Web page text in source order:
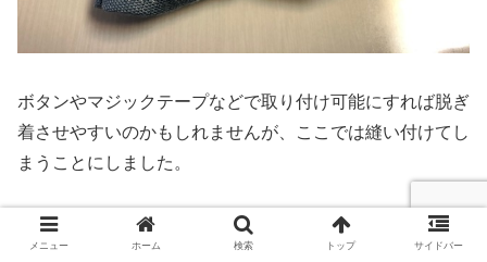
ボタンやマジックテープなどで取り付け可能にすれば脱ぎ
着させやすいのかもしれませんが、ここでは縫い付けてし
まうことにしました。
ちびぬいは両手を広げているので肩から落ちることもない
し、ぬいぐるみなので押さえながら脱ぎ着できるので、ほ
メニュー ホーム 検索 トップ サイドバー